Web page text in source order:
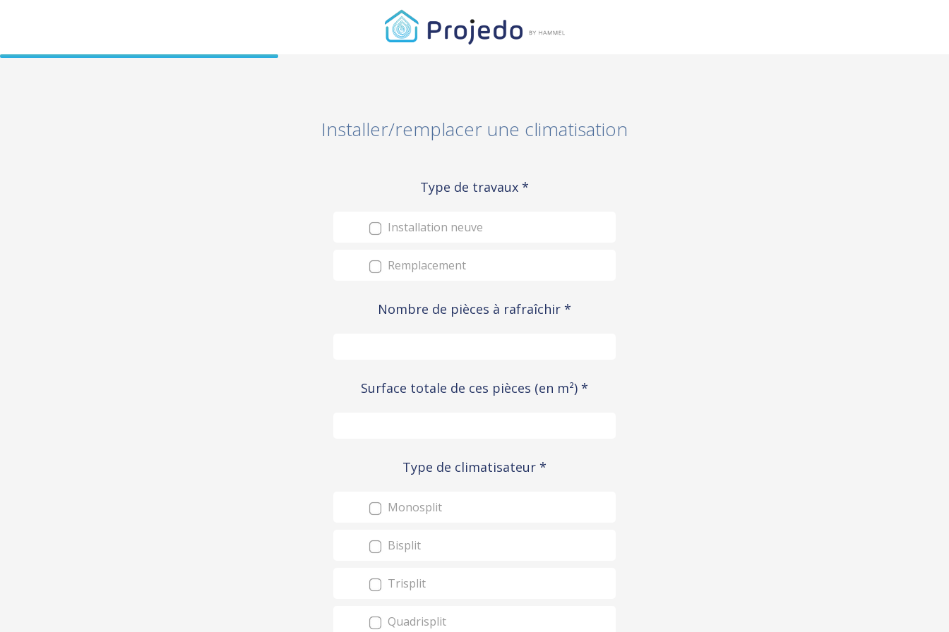
Installer/remplacer une climatisation
Type de travaux *
Installation neuve
Remplacement
Nombre de pièces à rafraîchir *
Surface totale de ces pièces (en m²) *
Type de climatisateur *
Monosplit
Bisplit
Trisplit
Quadrisplit